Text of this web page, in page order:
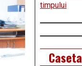
timpului